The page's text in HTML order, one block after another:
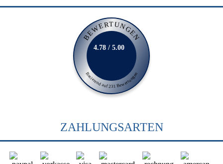
BEWERTUNGEN
Basierend auf 231 Bewertungen
4.78 / 5.00
ZAHLUNGSARTEN